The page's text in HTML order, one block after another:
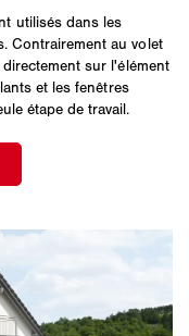
utilisés dans les
Contrairement au volet
sur l'élément
et les fenêtres
étape de travail.